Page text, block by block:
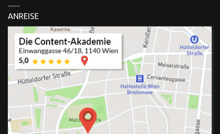
ANREISE